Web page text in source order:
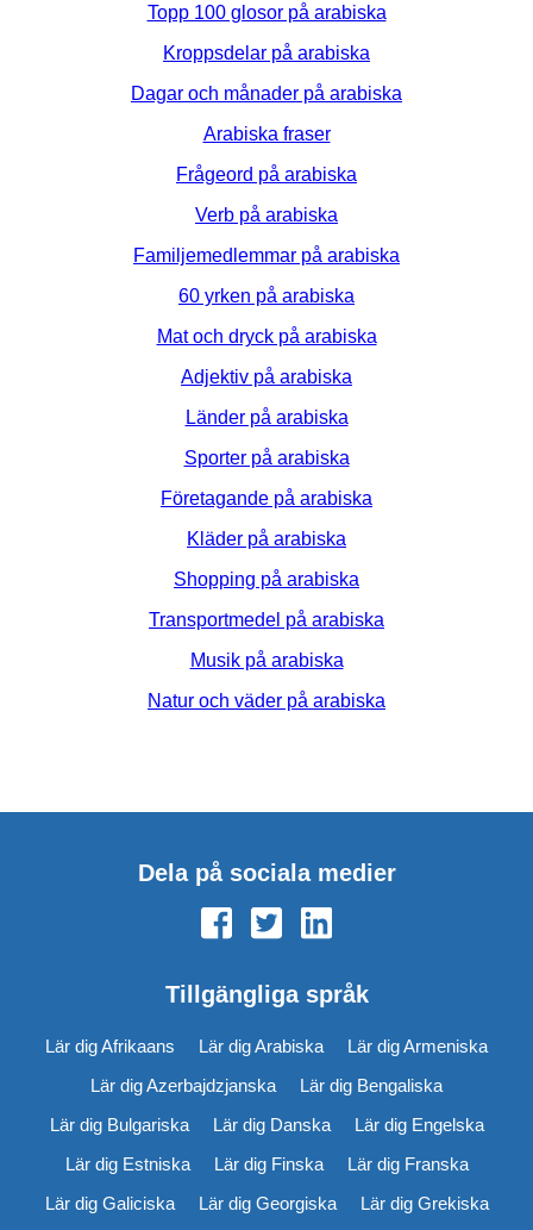
Topp 100 glosor på arabiska
Kroppsdelar på arabiska
Dagar och månader på arabiska
Arabiska fraser
Frågeord på arabiska
Verb på arabiska
Familjemedlemmar på arabiska
60 yrken på arabiska
Mat och dryck på arabiska
Adjektiv på arabiska
Länder på arabiska
Sporter på arabiska
Företagande på arabiska
Kläder på arabiska
Shopping på arabiska
Transportmedel på arabiska
Musik på arabiska
Natur och väder på arabiska
Dela på sociala medier
Tillgängliga språk
Lär dig Afrikaans Lär dig Arabiska
Lär dig Armeniska
Lär dig Azerbajdzjanska
Lär dig Bengaliska
Lär dig Bulgariska
Lär dig Danska
Lär dig Engelska
Lär dig Estniska
Lär dig Finska
Lär dig Franska
Lär dig Galiciska
Lär dig Georgiska
Lär dig Grekiska